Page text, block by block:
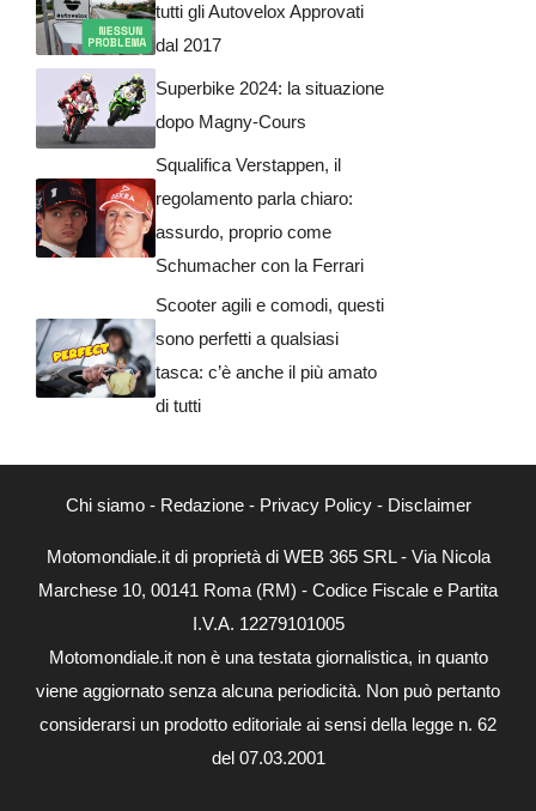
tutti gli Autovelox Approvati
dal 2017
Superbike 2024: la situazione
dopo Magny-Cours
Squalifica Verstappen, il
regolamento parla chiaro:
assurdo, proprio come
Schumacher con la Ferrari
Scooter agili e comodi, questi
sono perfetti a qualsiasi
tasca: c’è anche il più amato
di tutti
Chi siamo- Redazione- Privacy Policy- Disclaimer
Motomondiale.it di proprietà di WEB 365 SRL - Via Nicola
Marchese 10, 00141 Roma (RM) - Codice Fiscale e Partita
I.V.A. 12279101005
Motomondiale.it non è una testata giornalistica, in quanto
viene aggiornato senza alcuna periodicità. Non può pertanto
considerarsi un prodotto editoriale ai sensi della legge n. 62
del 07.03.2001